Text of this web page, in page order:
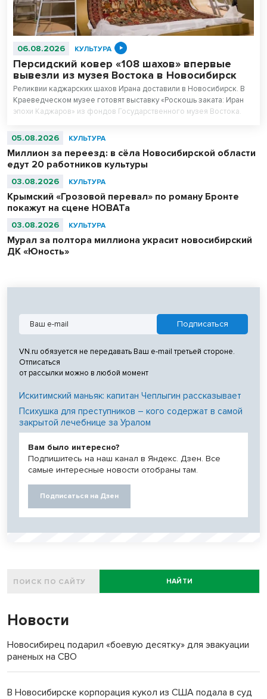
06.08.2026 КУЛЬТУРА
Персидский ковер «108 шахов» впервые
вывезли из музея Востока в Новосибирск
Реликвии каджарских шахов Ирана доставили в Новосибирск. В
Краеведческом музее готовят выставку «Роскошь заката: Иран
эпохи Каджаров» из фондов Государственного музея Востока.
сотканный для последнего шаха династии – 11-летнего Султан
05.08.2026 КУЛЬТУРА
Миллион за переезд: в сёла Новосибирской области
едут 20 работников культуры
03.08.2026 КУЛЬТУРА
Крымский «Грозовой перевал» по роману Бронте
покажут на сцене НОВАТа
03.08.2026 КУЛЬТУРА
Мурал за полтора миллиона украсит новосибирский
ДК «Юность»
VN.ru обязуется не передавать Ваш e-mail третьей стороне.
Отписаться
от рассылки можно в любой момент
Искитимский маньяк: капитан Чеплыгин рассказывает
Психушка для преступников – кого содержат в самой
закрытой лечебнице за Уралом
Вам было интересно?
Подпишитесь на наш канал в Яндекс. Дзен. Все
самые интересные новости отобраны там.
Подписаться на Дзен
НАЙТИ
Новости
Новосибирец подарил «боевую десятку» для эвакуации
раненых на СВО
В Новосибирске корпорация кукол из США подала в суд